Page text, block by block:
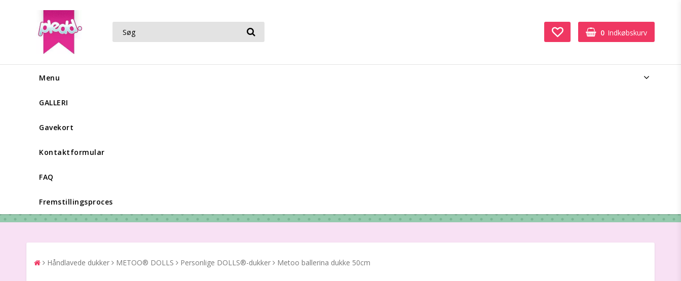
0 Indkøbskurv
Menu
GALLERI
Gavekort
Kontaktformular
FAQ
Fremstillingsproces
Håndlavede dukker METOO® DOLLS Personlige DOLLS®-dukker Metoo ballerina dukke 50cm